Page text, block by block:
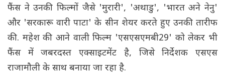
फैंस ने उनकी फिल्मों जैसे 'मुरारी', 'अथाडु', 'भारत अने नेनु'
और 'सरकारू वारी पाटा' के सीन शेयर करते हुए उनकी तारीफ
की. महेश की आने वाली फिल्म 'एसएसएमबी29' को लेकर भी
फैंस में जबरदस्त एक्साइटमेंट है, जिसे निर्देशक एसएस
राजामौली के साथ बनाया जा रहा है.